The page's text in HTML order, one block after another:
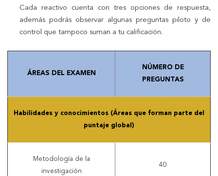
Cada reactivo cuenta con tres opciones de respuesta,
además podrás observar algunas preguntas piloto y de
control que tampoco suman a tu calificación.
ÁREAS DEL EXAMEN
NÚMERO DE
PREGUNTAS
Habilidades y conocimientos (Áreas que forman parte del
puntaje global)
Metodología de la
investigación
40